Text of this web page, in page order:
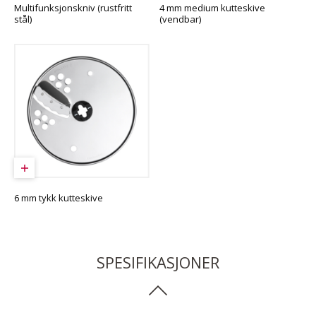
Multifunksjonskniv (rustfritt
stål)
4 mm medium kutteskive
(vendbar)
6 mm tykk kutteskive
SPESIFIKASJONER